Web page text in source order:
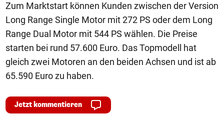
Zum Marktstart können Kunden zwischen der Version
Long Range Single Motor mit 272 PS oder dem Long
Range Dual Motor mit 544 PS wählen. Die Preise
starten bei rund 57.600 Euro. Das Topmodell hat
gleich zwei Motoren an den beiden Achsen und ist ab
65.590 Euro zu haben.
Jetzt kommentieren